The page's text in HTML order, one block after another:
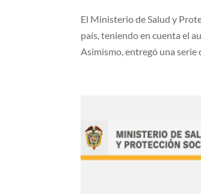
El Ministerio de Salud y
país, teniendo en cuenta el
Asimismo, entregó una serie